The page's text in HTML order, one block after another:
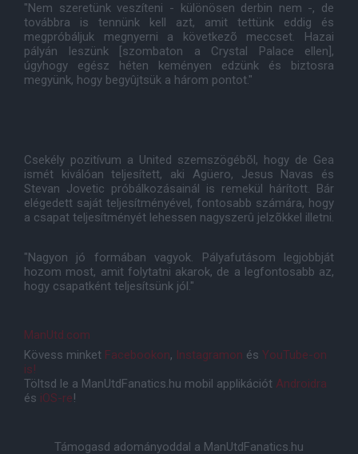
"Nem szeretünk veszíteni - különösen derbin nem -, de
továbbra is tennünk kell azt, amit tettünk eddig és
megpróbáljuk megnyerni a következõ meccset. Hazai
pályán leszünk [szombaton a Crystal Palace ellen],
úgyhogy egész héten keményen edzünk és biztosra
megyünk, hogy begyûjtsük a három pontot."
Csekély pozitívum a United szemszögébõl, hogy de Gea
ismét kiválóan teljesített, aki Agüero, Jesus Navas és
Stevan Jovetic próbálkozásainál is remekül hárított. Bár
elégedett saját teljesítményével, fontosabb számára, hogy
a csapat teljesítményét lehessen nagyszerû jelzõkkel illetni.
"Nagyon jó formában vagyok. Pályafutásom legjobbját
hozom most, amit folytatni akarok, de a legfontosabb az,
hogy csapatként teljesítsünk jól."
ManUtd.com
Kövess minket Facebookon, Instagramon és YouTube-on
is!
Töltsd le a ManUtdFanatics.hu mobil applikációt Androidra
és iOS-re!
Támogasd adományoddal a ManUtdFanatics.hu